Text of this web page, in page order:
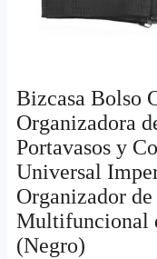
Bizcasa Bolso
Organizadora
Portavasos y
Universal
Organizador
Multifuncional
(Negro)